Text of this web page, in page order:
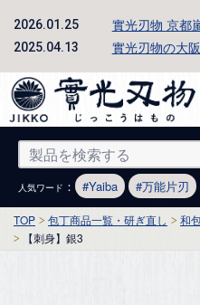
2026.01.25 實光刃物 京都
2025.04.13 實光刃物の大
人気ワード ： Yaiba 万能片刃
TOP 包丁商品一覧・研ぎ直し 和
【刺身】銀3